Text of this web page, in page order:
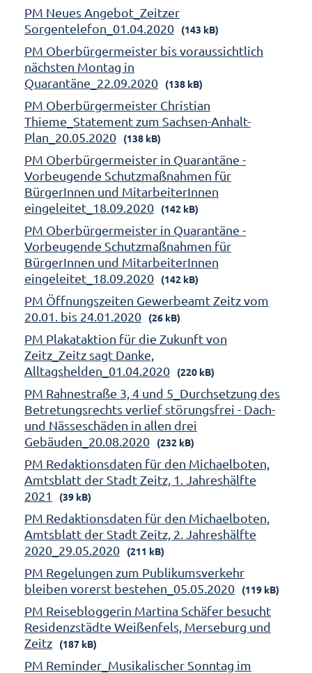
PM Neues Angebot_Zeitzer
Sorgentelefon_01.04.2020
(143 kB)
PM Oberbürgermeister bis voraussichtlich
nächsten Montag in
Quarantäne_22.09.2020
(138 kB)
PM Oberbürgermeister Christian
Thieme_Statement zum Sachsen-Anhalt-
Plan_20.05.2020
(138 kB)
PM Oberbürgermeister in Quarantäne -
Vorbeugende Schutzmaßnahmen für
BürgerInnen und MitarbeiterInnen
eingeleitet_18.09.2020
(142 kB)
PM Oberbürgermeister in Quarantäne -
Vorbeugende Schutzmaßnahmen für
BürgerInnen und MitarbeiterInnen
eingeleitet_18.09.2020
(142 kB)
PM Öffnungszeiten Gewerbeamt Zeitz vom
20.01. bis 24.01.2020
(26 kB)
PM Plakataktion für die Zukunft von
Zeitz_Zeitz sagt Danke,
Alltagshelden_01.04.2020
(220 kB)
PM Rahnestraße 3, 4 und 5_Durchsetzung des
Betretungsrechts verlief störungsfrei - Dach-
und Nässeschäden in allen drei
Gebäuden_20.08.2020
(232 kB)
PM Redaktionsdaten für den Michaelboten,
Amtsblatt der Stadt Zeitz, 1. Jahreshälfte
2021
(39 kB)
PM Redaktionsdaten für den Michaelboten,
Amtsblatt der Stadt Zeitz, 2. Jahreshälfte
2020_29.05.2020
(211 kB)
PM Regelungen zum Publikumsverkehr
bleiben vorerst bestehen_05.05.2020
(119 kB)
PM Reisebloggerin Martina Schäfer besucht
Residenzstädte Weißenfels, Merseburg und
Zeitz
(187 kB)
PM Reminder_Musikalischer Sonntag im